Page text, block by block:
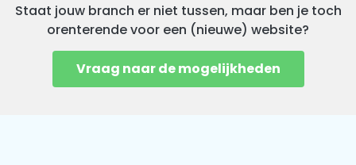
Staat jouw branch er niet tussen, maar ben je toch
orenterende voor een (nieuwe) website?
Vraag naar de mogelijkheden